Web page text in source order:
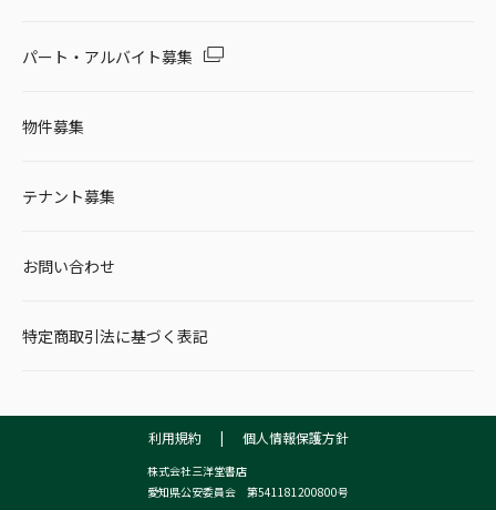
パート・アルバイト募集
物件募集
テナント募集
お問い合わせ
特定商取引法に基づく表記
利用規約 | 個人情報保護方針
株式会社三洋堂書店
愛知県公安委員会 第541181200800号